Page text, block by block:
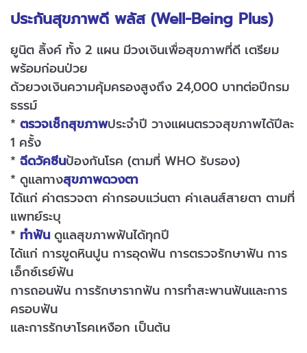
ประกันสุขภาพดี พลัส (Well-Being Plus)
ยูนิต ลิ้งค์ ทั้ง 2 แผน มีวงเงินเพื่อสุขภาพที่ดี เตรียม
พร้อมก่อนป่วย
ด้วยวงเงินความคุ้มครองสูงถึง 24,000 บาทต่อปีกรม
ธรรม์
* ตรวจเช็กสุขภาพประจำปี วางแผนตรวจสุขภาพได้ปีละ
1 ครั้ง
* ฉีดวัคซีนป้องกันโรค (ตามที่ WHO รับรอง)
* ดูแลทางสุขภาพดวงตา
ได้แก่ ค่าตรวจตา ค่ากรอบแว่นตา ค่าเลนส์สายตา ตามที่
แพทย์ระบุ
* ทำฟัน ดูแลสุขภาพฟันได้ทุกปี
ได้แก่ การขูดหินปูน การอุดฟัน การตรวจรักษาฟัน การ
เอ็กซ์เรย์ฟัน
การถอนฟัน การรักษารากฟัน การทำสะพานฟันและการ
ครอบฟัน
และการรักษาโรคเหงือก เป็นต้น